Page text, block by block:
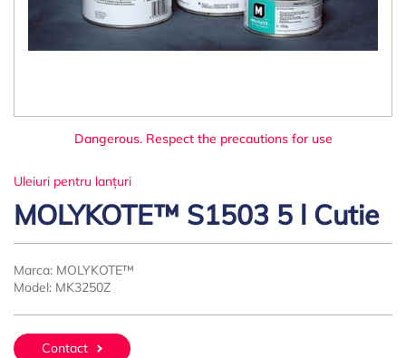
Dangerous. Respect the precautions for use
Uleiuri pentru lanțuri
MOLYKOTE™ S1503 5 l Cutie
Marca: MOLYKOTE™
Model: MK3250Z
Contact